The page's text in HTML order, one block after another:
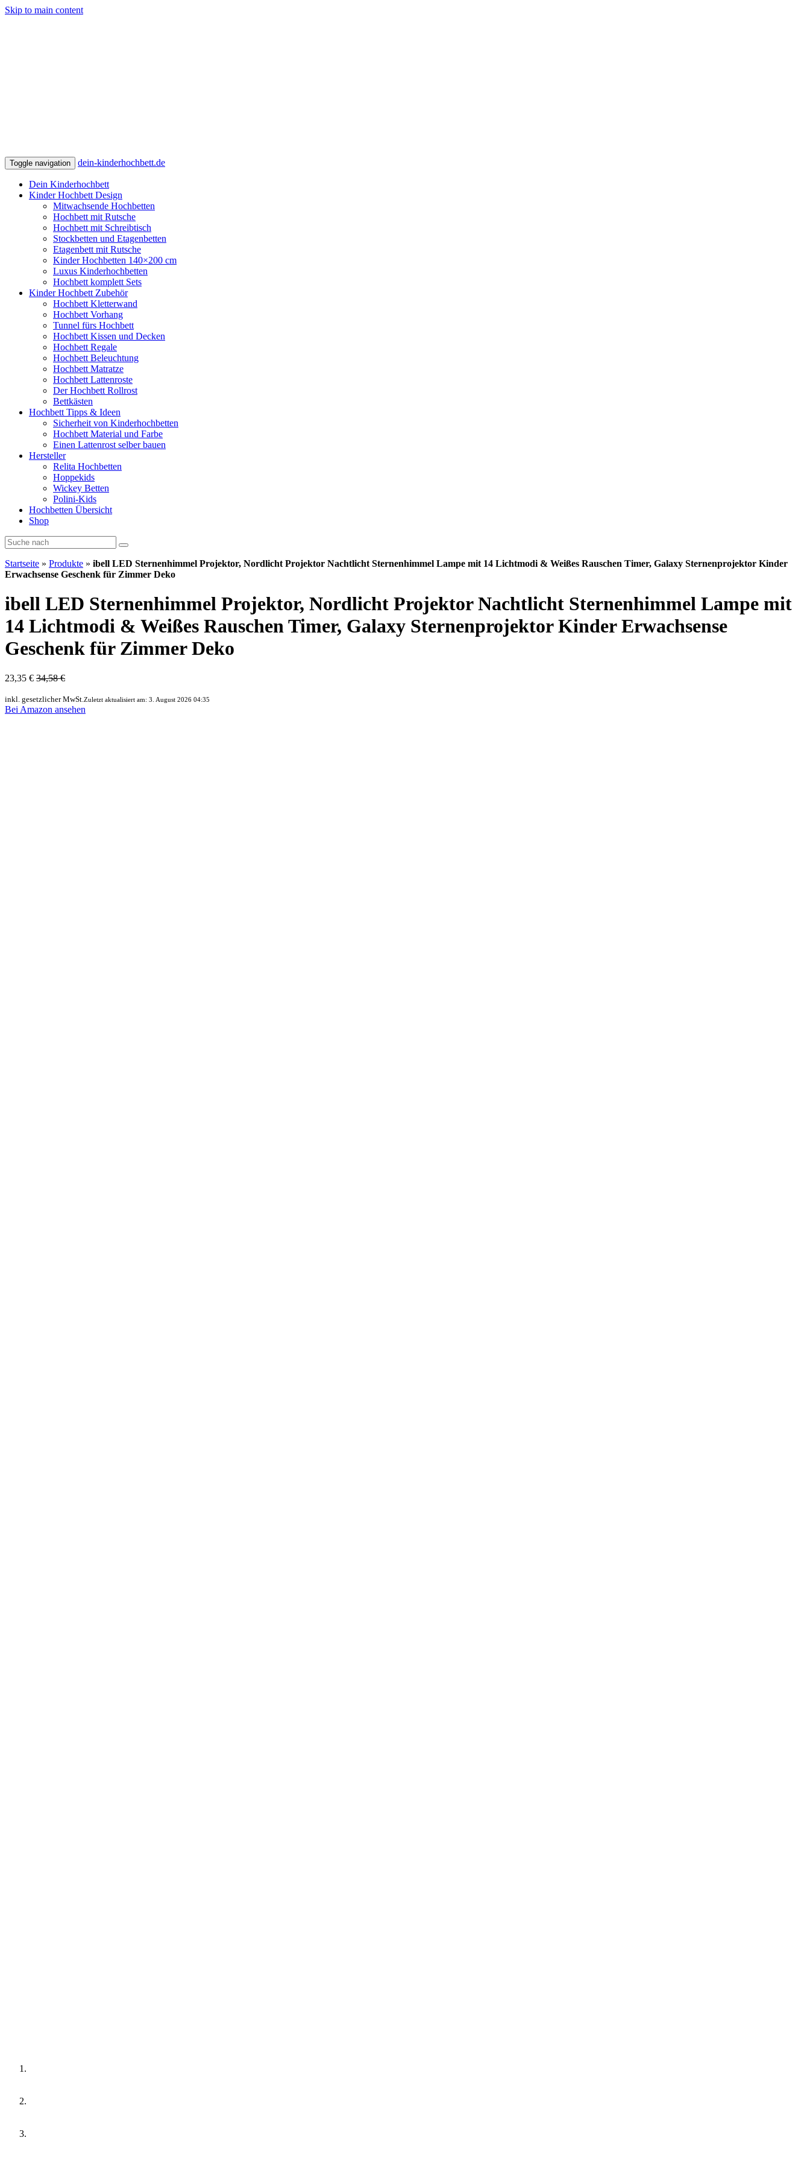
Skip to main content
Toggle navigation dein-kinderhochbett.de
Dein Kinderhochbett
Kinder Hochbett Design
Mitwachsende Hochbetten
Hochbett mit Rutsche
Hochbett mit Schreibtisch
Stockbetten und Etagenbetten
Etagenbett mit Rutsche
Kinder Hochbetten 140×200 cm
Luxus Kinderhochbetten
Hochbett komplett Sets
Kinder Hochbett Zubehör
Hochbett Kletterwand
Hochbett Vorhang
Tunnel fürs Hochbett
Hochbett Kissen und Decken
Hochbett Regale
Hochbett Beleuchtung
Hochbett Matratze
Hochbett Lattenroste
Der Hochbett Rollrost
Bettkästen
Hochbett Tipps & Ideen
Sicherheit von Kinderhochbetten
Hochbett Material und Farbe
Einen Lattenrost selber bauen
Hersteller
Relita Hochbetten
Hoppekids
Wickey Betten
Polini-Kids
Hochbetten Übersicht
Shop
Startseite » Produkte » ibell LED Sternenhimmel Projektor, Nordlicht Projektor Nachtlicht Sternenhimmel Lampe mit 14 Lichtmodi & Weißes Rauschen Timer, Galaxy Sternenprojektor Kinder
Erwachsense Geschenk für Zimmer Deko
ibell LED Sternenhimmel Projektor, Nordlicht Projektor Nachtlicht Sternenhimmel Lampe mit
14 Lichtmodi & Weißes Rauschen Timer, Galaxy Sternenprojektor Kinder Erwachsense
Geschenk für Zimmer Deko
23,35 € 34,58 €
inkl. gesetzlicher MwSt. Zuletzt aktualisiert am: 3. August 2026 04:35
Bei Amazon ansehen